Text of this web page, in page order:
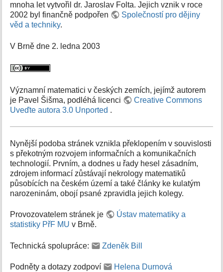
mnoha let vytvořil dr. Jaroslav Folta. Jejich vznik v roce
2002 byl finančně podpořen
Společností pro dějiny
věd a techniky.
V Brně dne 2. ledna 2003
Významní matematici v českých zemích, jejímž autorem
je Pavel Šišma, podléhá licenci
Creative Commons
Uveďte autora 3.0 Unported .
Nynější podoba stránek vznikla překlopením v souvislosti
s překotným rozvojem informačních a komunikačních
technologií. Prvním, a dodnes u řady hesel zásadním,
zdrojem informací zůstávají nekrology matematiků
působících na českém území a také články ke kulatým
narozeninám, obojí psané zpravidla jejich kolegy.
Provozovatelem stránek je
Ústav matematiky a
statistiky PřF MU v Brně.
Technická spolupráce: Zdeněk Bill
Podněty a dotazy zodpoví Helena Durnová